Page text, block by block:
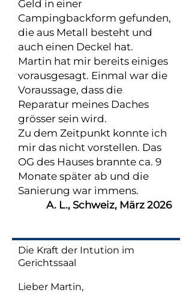
Geld in einer
Campingbackform gefunden,
die aus Metall besteht und
auch einen Deckel hat.
Martin hat mir bereits einiges
vorausgesagt. Einmal war die
Voraussage, dass die
Reparatur meines Daches
grösser sein wird.
Zu dem Zeitpunkt konnte ich
mir das nicht vorstellen. Das
OG des Hauses brannte ca. 9
Monate später ab und die
Sanierung war immens.
A. L., Schweiz, März 2026
Die Kraft der Intution im
Gerichtssaal
Lieber Martin,